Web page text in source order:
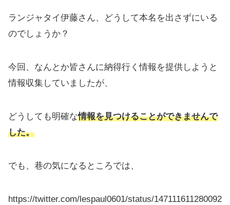
ランジャタイ伊藤さん、どうして本名を出さずにいる
のでしょうか？
今回、なんとか皆さんに納得行く情報を提供しようと
情報収集していましたが、
どうしても明確な情報を見つけることができませんで
した。
でも、巷の気になるところでは、
https://twitter.com/lespaul0601/status/147111611280092